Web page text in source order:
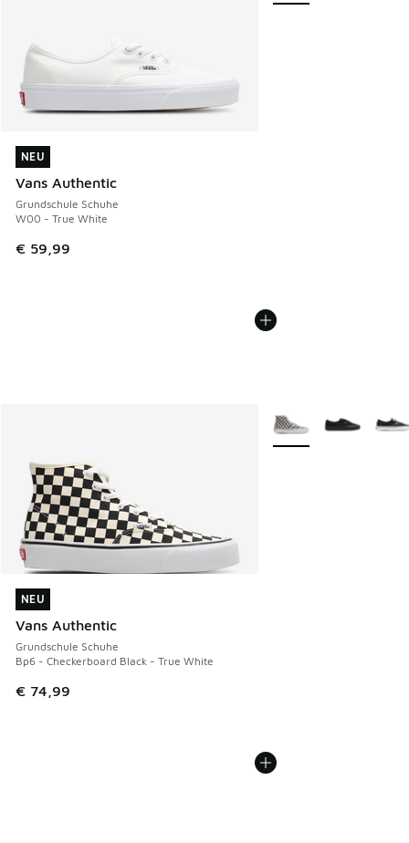
NEU
Vans Authentic
Grundschule Schuhe
W00 - True White
€ 59,99
NEU
NEU
Vans Authentic
Grundschule Schuhe
Bp6 - Checkerboard Black - True White
€ 74,99
NEU
Weitere Farben